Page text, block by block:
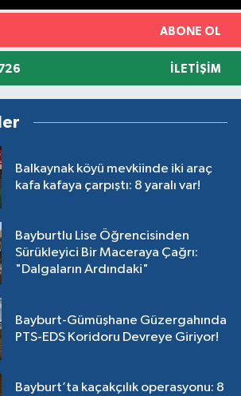
ABONE OL
İLETIŞIM
Balkaynak köyü mevkiinde iki araç
kafa kafaya çarpıştı: 8 yaralı var!
Bayburtlu Lise Öğrencisinden
Sürükleyici Bir Maceraya Çağrı:
"Dalgaların Ardındaki"
Bayburt-Gümüşhane Güzergahında
PTS-EDS Koridoru Devreye Giriyor!
Bayburt’ta kaçakçılık operasyonu: 8